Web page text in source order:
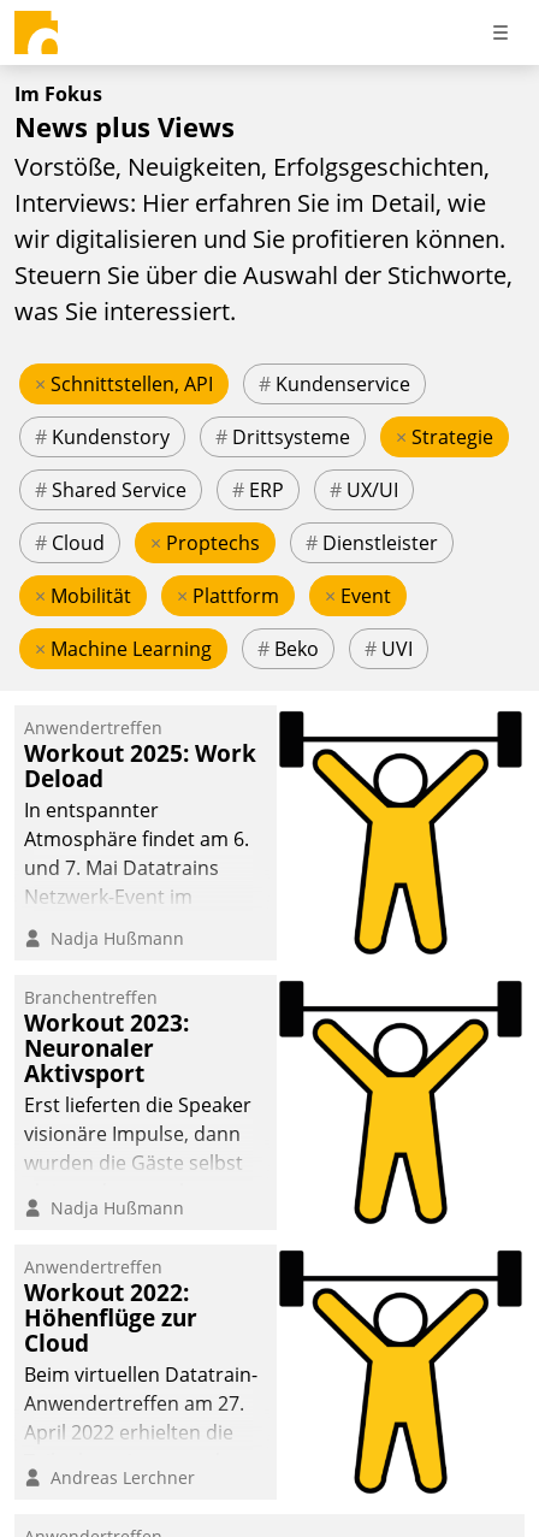
Im Fokus
News plus Views
Vorstöße, Neuigkeiten, Erfolgsgeschichten,
Interviews: Hier erfahren Sie im Detail, wie
wir digitalisieren und Sie profitieren können.
Steuern Sie über die Auswahl der Stichworte,
was Sie interessiert.
× Schnittstellen, API # Kundenservice
# Kundenstory # Drittsysteme × Strategie
#Shared Service # ERP # UX/UI
# Cloud × Proptechs # Dienstleister
× Mobilität × Plattform × Event
× Machine Learning # Beko # UVI
Anwendertreffen
Workout 2025: Work
Deload
In entspannter
Atmosphäre findet am 6.
und 7. Mai Datatrains
Netzwerk-Event im
Kunden- und Partnerkreis
statt. Zentrale Frage: Wie
Mammutprojekte
meistern und Workloads
wuppen – bei zunehmend
anspruchsvollen
Aufgaben und
abnehmendem
Nadja Hußmann
Branchentreffen
Workout 2023:
Neuronaler
Aktivsport
Erst lieferten die Speaker
visionäre Impulse, dann
wurden die Gäste selbst
methodisch
Quartier. Dazwischen
zeigte Datatrain, was es
Neues zu bieten hat.
Nadja Hußmann
Anwendertreffen
Workout 2022:
Höhenflüge zur
Cloud
Beim virtuellen Datatrain-
Anwendertreffen am 27.
April 2022 erhielten die
Teilnehmer kurzweilige
Andreas Lerchner